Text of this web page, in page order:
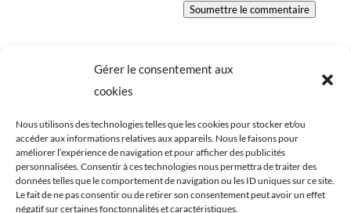
Gérer le consentement aux
cookies
Nous utilisons des technologies telles que les cookies pour stocker et/ou
accéder aux informations relatives aux appareils. Nous le faisons pour
améliorer l’expérience de navigation et pour afficher des publicités
personnalisées. Consentir à ces technologies nous permettra de traiter des
données telles que le comportement de navigation ou les ID uniques sur ce site.
Le fait de ne pas consentir ou de retirer son consentement peut avoir un effet
négatif sur certaines fonctonnalités et caractéristiques.
Soumettre le commentaire